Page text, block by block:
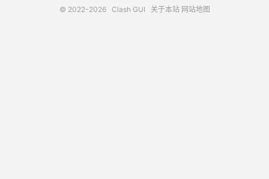
© 2022-2026 Clash GUI 关于本站 网站地图